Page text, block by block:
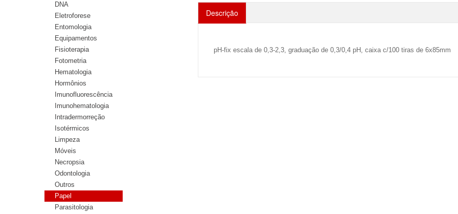
Descrição
pH-fix escala de 0,3-2,3, graduação de 0,3/0,4 pH, caixa c/100 tiras de 6x85mm
DNA
Eletroforese
Entomologia
Equipamentos
Fisioterapia
Fotometria
Hematologia
Hormônios
Imunofluorescência
Imunohematologia
Intradermorreção
Isotérmicos
Limpeza
Móveis
Necropsia
Odontologia
Outros
Papel
Parasitologia